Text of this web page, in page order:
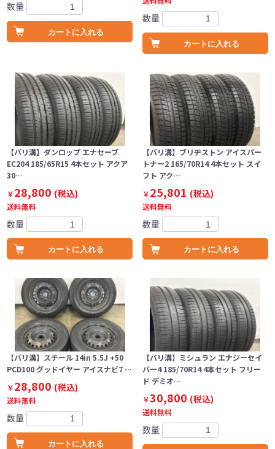
数量
カートに入れる
数量
カートに入れる
【バリ溝】ダンロップ エナセーブ
EC204 185/65R15 4本セット アクア
30…
￥28,800 (税込)
送料無料
数量
カートに入れる
【バリ溝】ブリヂストン アイスパー
トナー2 165/70R14 4本セット スイ
フト アク…
￥25,801 (税込)
送料無料
数量
カートに入れる
【バリ溝】スチール 14in 5.5J +50
PCD100 グッドイヤー アイスナビ7 …
￥28,800 (税込)
送料無料
数量
カートに入れる
【バリ溝】ミシュラン エナジーセイ
バー4 185/70R14 4本セット フリー
ド デミオ…
￥30,800 (税込)
送料無料
数量